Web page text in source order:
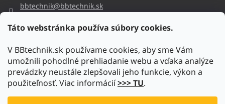
Táto webstránka používa súbory cookies.
V BBtechnik.sk používame cookies, aby sme Vám
umožnili pohodlné prehliadanie webu a vďaka analýze
prevádzky neustále zlepšovali jeho funkcie, výkon a
použiteľnosť. Viac informácií>>> TU.
bbtechnik@bbtechnik.sk
bbtechnik
https://www.youtube.com/@bb-techniks.r.o.7746